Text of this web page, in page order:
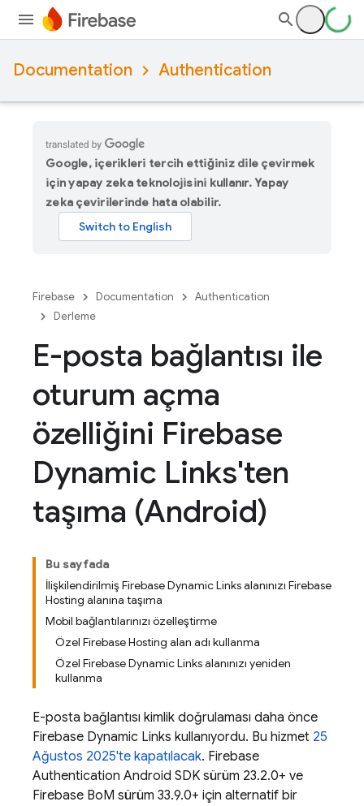
Documentation Authentication
Google, içerikleri tercih ettiğiniz dile çevirmek
için yapay zeka teknolojisini kullanır. Yapay
zeka çevirilerinde hata olabilir.
Firebase Documentation
Authentication
Derleme
E-posta bağlantısı ile
oturum açma
özelliğini Firebase
Dynamic Links'ten
taşıma (Android)
Bu sayfada
İlişkilendirilmiş Firebase Dynamic Links alanınızı Firebase
Hosting alanına taşıma
Mobil bağlantılarınızı özelleştirme
Özel Firebase Hosting alan adı kullanma
Özel Firebase Dynamic Links alanınızı yeniden
kullanma
E-posta bağlantısı kimlik doğrulaması daha önce
Firebase Dynamic Links kullanıyordu. Bu hizmet 25
Ağustos 2025'te kapatılacak. Firebase
Authentication Android SDK sürüm 23.2.0+ ve
Firebase BoM sürüm 33.9.0+ için alternatif bir